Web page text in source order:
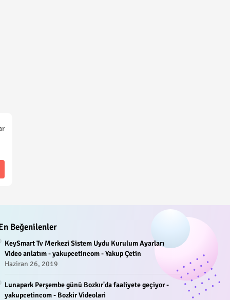
Beğenilenler
KeySmart Tv Merkezi Sistem Uydu Kurulum Ayarları
Video anlatım - yakupcetincom - Yakup Çetin
Haziran 26, 2019
Lunapark Perşembe günü Bozkır'da faaliyete geçiyor -
yakupcetincom - Bozkir Videolari